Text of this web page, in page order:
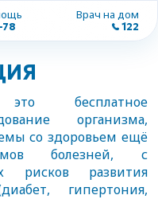
Врач на дом
122
бесплатное
организма,
со здоровьем ещё
болезней, с
рисков развития
гипертония,